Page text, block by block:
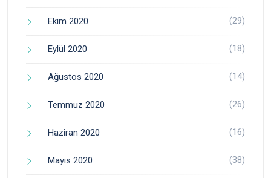
Ekim 2020 (29)
Eylül 2020 (18)
Ağustos 2020 (14)
Temmuz 2020 (26)
Haziran 2020 (16)
Mayıs 2020 (38)